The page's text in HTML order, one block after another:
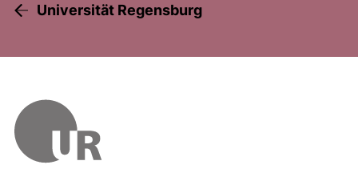
Universität Regensburg